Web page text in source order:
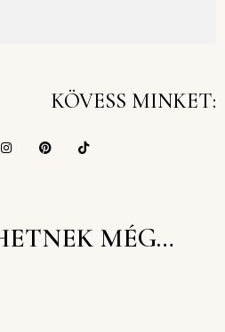
KÖVESS MINKET:
MÉG…